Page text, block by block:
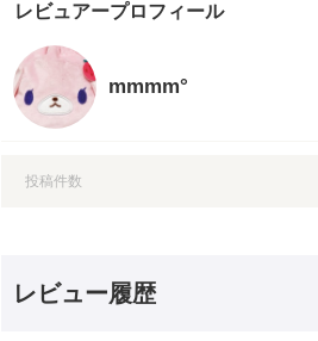
レビュアープロフィール
mmmm°
投稿件数
レビュー履歴